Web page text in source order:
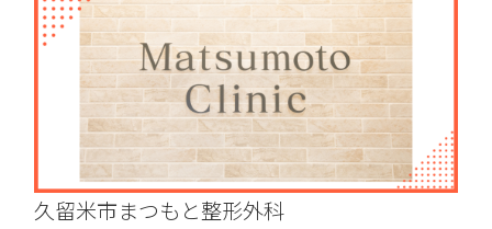
久留米市まつもと整形外科